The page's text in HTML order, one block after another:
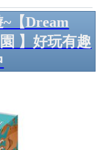
【Dream
】好玩有趣